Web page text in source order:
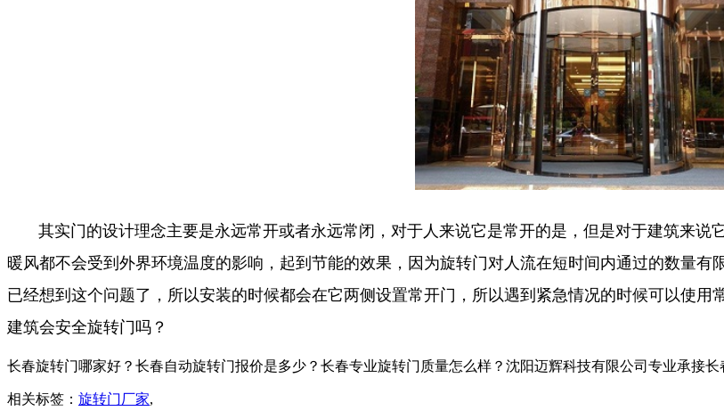
其实门的设计理念主要是永远常开或者永远常闭，对于人来说它是常开的是，但是对于建筑来说
暖风都不会受到外界环境温度的影响，起到节能的效果，因为旋转门对人流在短时间内通过的数量
已经想到这个问题了，所以安装的时候都会在它两侧设置常开门，所以遇到紧急情况的时候可以使
建筑会安全旋转门吗？
长春旋转门哪家好？长春自动旋转门报价是多少？长春专业旋转门质量怎么样？沈阳迈辉科技有限公司专业承接
相关标签： 旋转门厂家,